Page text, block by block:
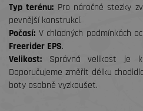
Typ terénu: Pro náročné stezky
pevnější konstrukcí.
Počasí: V chladných podmínkách
Freerider EPS.
Velikost: Správná velikost je
Doporučujeme změřit délku
boty osobně vyzkoušet.